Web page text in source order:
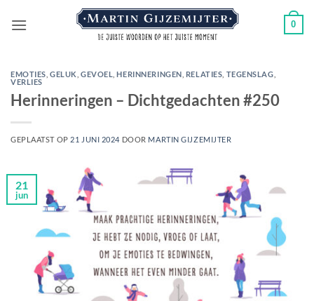
naar
0
EMOTIES ,GELUK GEVOEL ,HERINNERINGEN RELATIES TEGENSLAG
VERLIES
Herinneringen – Dichtgedachten #250
GEPLAATST OP 21 JUNI 2024 DOOR MARTIN GIJZEMIJTER
21
jun